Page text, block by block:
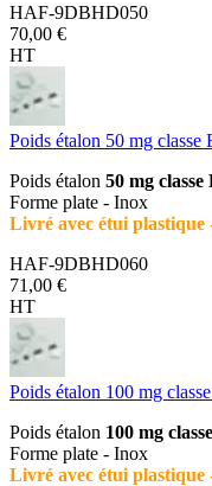
HAF-9DBHD050
70,00 €
HT
Poids étalon 50 mg classe
Poids étalon 50 mg classe
Forme plate - Inox
Livré avec étui
HAF-9DBHD060
71,00 €
HT
Poids étalon 100 mg
Poids étalon 100 mg
Forme plate - Inox
Livré avec étui